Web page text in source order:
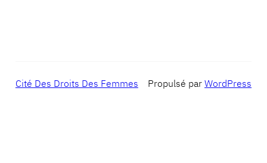
Cité Des Droits Des Femmes Propulsé parWordPress